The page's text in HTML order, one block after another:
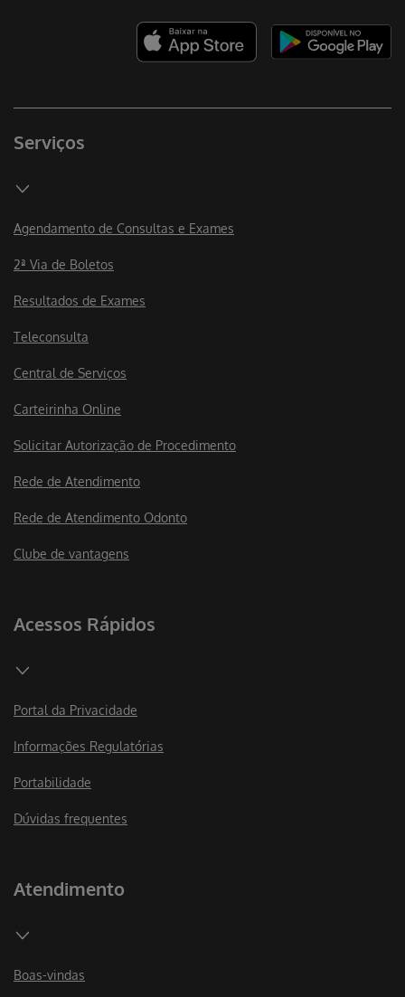
Serviços
Agendamento de Consultas e Exames
2ª Via de Boletos
Resultados de Exames
Teleconsulta
Central de Serviços
Carteirinha Online
Solicitar Autorização de Procedimento
Rede de Atendimento
Rede de Atendimento Odonto
Clube de vantagens
Acessos Rápidos
Portal da Privacidade
Informações Regulatórias
Portabilidade
Dúvidas frequentes
Atendimento
Boas-vindas